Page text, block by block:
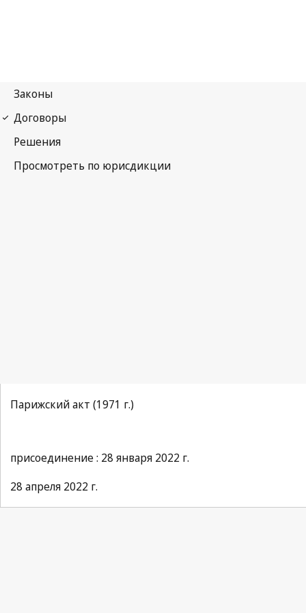
Парижский акт (1971 г.)
присоединение : 28 января 2022 г.
28 апреля 2022 г.